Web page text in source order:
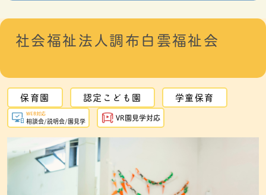
社会福祉法人調布白雲福祉会
保育園 認定こども園 学童保育
WEB対応
相談会/説明会/園見学 VR園見学対応